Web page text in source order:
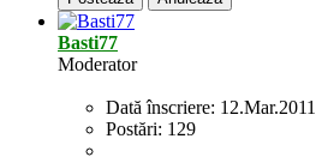
Basti77
Moderator
Dată înscriere: 12.Mar.2011
Postări: 129